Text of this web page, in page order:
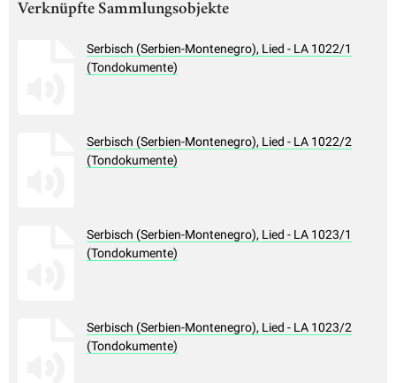
Verknüpfte Sammlungsobjekte
Serbisch (Serbien-Montenegro), Lied - LA 1022/1
(Tondokumente)
Serbisch (Serbien-Montenegro), Lied - LA 1022/2
(Tondokumente)
Serbisch (Serbien-Montenegro), Lied - LA 1023/1
(Tondokumente)
Serbisch (Serbien-Montenegro), Lied - LA 1023/2
(Tondokumente)